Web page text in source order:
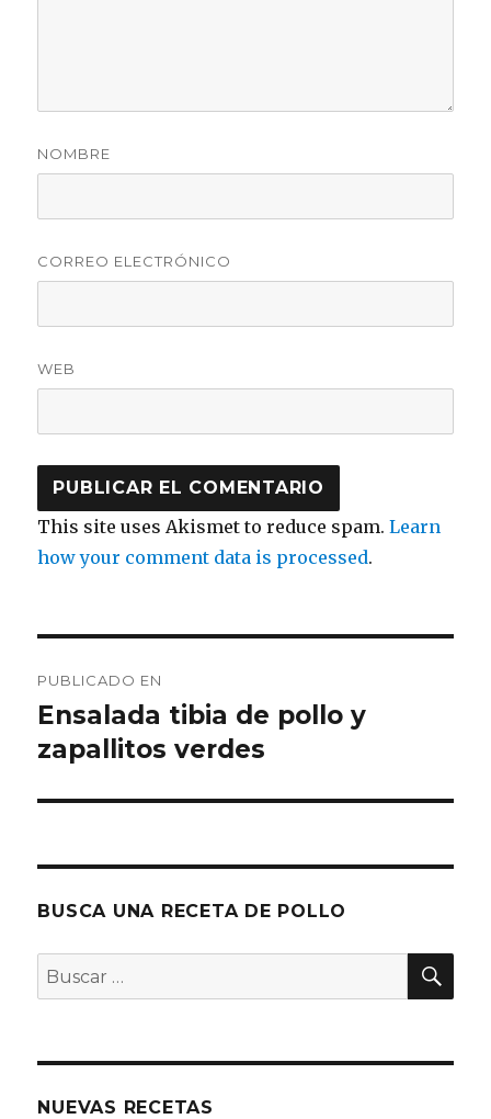
NOMBRE
CORREO ELECTRÓNICO
WEB
This site uses Akismet to reduce spam.Learn
how your comment data is processed.
de
entradas
PUBLICADO EN
Ensalada tibia de pollo y
zapallitos verdes
BUSCA UNA RECETA DE POLLO
Buscar
por:
NUEVAS RECETAS